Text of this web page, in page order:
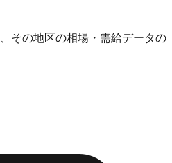
その地区の相場・需給データの